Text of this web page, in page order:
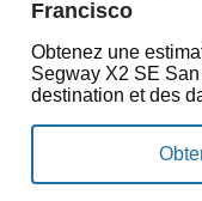
Francisco
Obtenez une
Segway X2 SE
destination et des